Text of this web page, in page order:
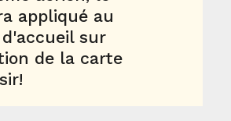
appliqué au
sur
de la carte